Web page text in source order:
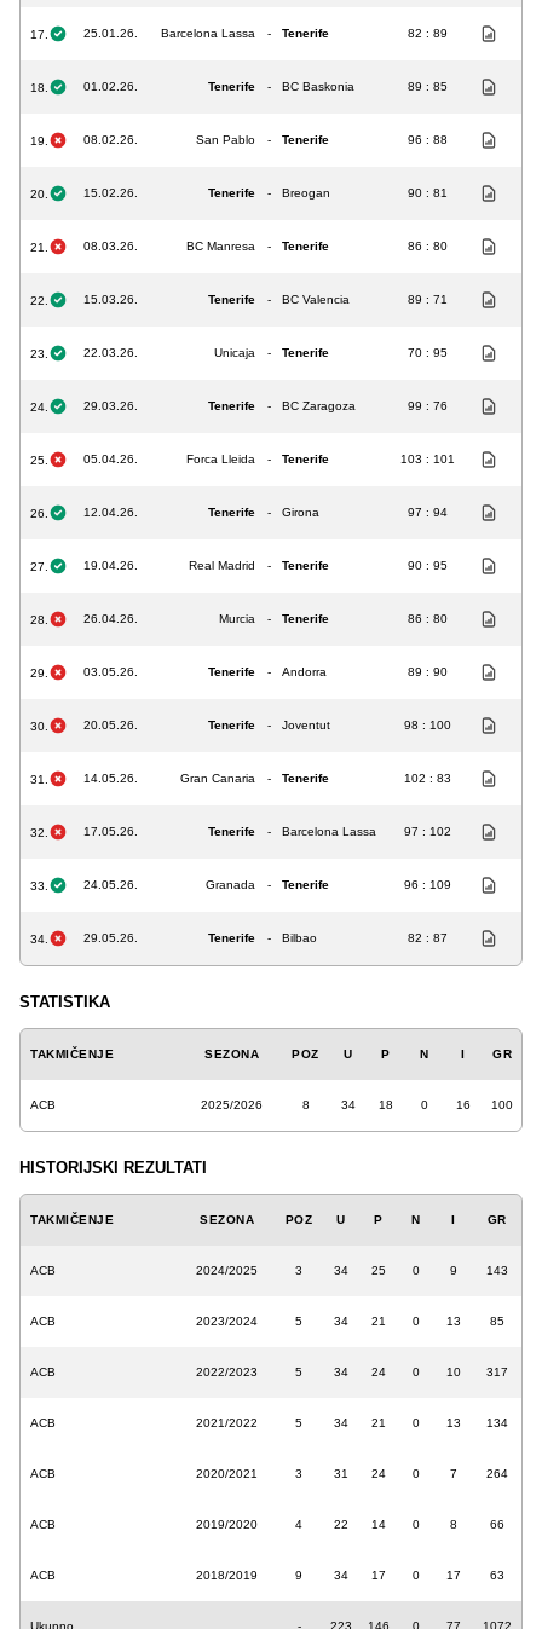
17. 25.01.26. Barcelona Lassa - Tenerife 82 : 89
18. 01.02.26. Tenerife - BC Baskonia 89 : 85
19. 08.02.26. San Pablo - Tenerife 96 : 88
20. 15.02.26. Tenerife - Breogan 90 : 81
21. 08.03.26. BC Manresa - Tenerife 86 : 80
22. 15.03.26. Tenerife - BC Valencia 89 : 71
23. 22.03.26. Unicaja - Tenerife 70 : 95
24. 29.03.26. Tenerife - BC Zaragoza 99 : 76
25. 05.04.26. Forca Lleida - Tenerife 103 : 101
26. 12.04.26. Tenerife - Girona 97 : 94
27. 19.04.26. Real Madrid - Tenerife 90 : 95
28. 26.04.26. Murcia - Tenerife 86 : 80
29. 03.05.26. Tenerife - Andorra 89 : 90
30. 20.05.26. Tenerife - Joventut 98 : 100
31. 14.05.26. Gran Canaria - Tenerife 102 : 83
32. 17.05.26. Tenerife - Barcelona Lassa 97 : 102
33. 24.05.26. Granada - Tenerife 96 : 109
34. 29.05.26. Tenerife - Bilbao 82 : 87
STATISTIKA
TAKMIČENJE SEZONA POZ U P N I GR
ACB 2025/2026 8 34 18 0 16 100
HISTORIJSKI REZULTATI
TAKMIČENJE SEZONA POZ U P N I GR
ACB 2024/2025 3 34 25 0 9 143
ACB 2023/2024 5 34 21 0 13 85
ACB 2022/2023 5 34 24 0 10 317
ACB 2021/2022 5 34 21 0 13 134
ACB 2020/2021 3 31 24 0 7 264
ACB 2019/2020 4 22 14 0 8 66
ACB 2018/2019 9 34 17 0 17 63
Ukupno - 223 146 0 77 1072